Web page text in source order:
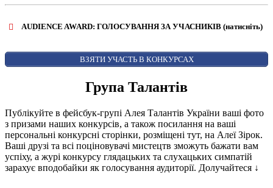
Share
AUDIENCE AWARD: ГОЛОСУВАННЯ ЗА УЧАСНИКІВ (натисніть)
AUDIENCE AWARD
ВЗЯТИ УЧАСТЬ В КОНКУРСАХ
Група Талантів
Публікуйте в фейсбук-групі Алея Талантів України ваші фото
з призами наших конкурсів, а також посилання на ваші
персональні конкурсні сторінки, розміщені тут, на Алеї Зірок.
Ваші друзі та всі поціновувачі мистецтв зможуть бажати вам
успіху, а журі конкурсу глядацьких та слухацьких симпатій
зарахує вподобайки як голосування аудиторії. Долучайтеся ↓